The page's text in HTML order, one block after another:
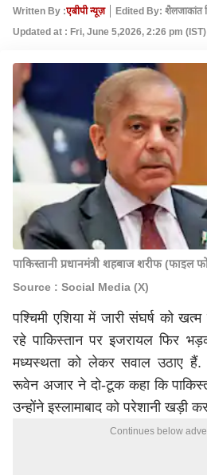
Written By :एबीपी न्यूज़
Edited By: शैलजाकांत
Updated at : Fri, June 5,2026, 2:26 pm (IST)
पाकिस्तानी प्रधानमंत्री शहबाज शरीफ (फाइल
Source : Social Media (X)
पश्चिमी एशिया में जारी संघर्ष को
रहे पाकिस्तान पर इजरायल फिर
मध्यस्थता को लेकर सवाल उठाए हैं.
रूवेन अजार ने दो-टूक कहा कि
उन्होंने इस्लामाबाद को परेशानी खड़ी
Continues below